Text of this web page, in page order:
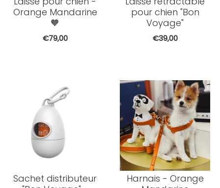
Orange Mandarine
🧡
€79,00
pour chien "Bon
Voyage"
€39,00
Sachet distributeur
Harnais - Orange